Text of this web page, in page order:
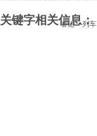
关键字相关信息：
春运 列车